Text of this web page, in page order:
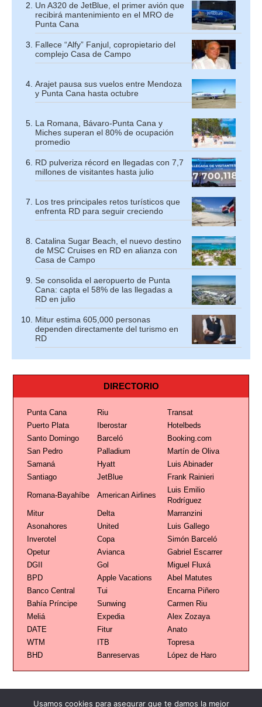
Un A320 de JetBlue, el primer avión que
recibirá mantenimiento en el MRO de
Punta Cana
Fallece “Alfy” Fanjul, copropietario del
complejo Casa de Campo
Arajet pausa sus vuelos entre Mendoza
y Punta Cana hasta octubre
La Romana, Bávaro-Punta Cana y
Miches superan el 80% de ocupación
promedio
RD pulveriza récord en llegadas con 7,7
millones de visitantes hasta julio
Los tres principales retos turísticos que
enfrenta RD para seguir creciendo
Catalina Sugar Beach, el nuevo destino
de MSC Cruises en RD en alianza con
Casa de Campo
Se consolida el aeropuerto de Punta
Cana: capta el 58% de las llegadas a
RD en julio
Mitur estima 605,000 personas
dependen directamente del turismo en
RD
DIRECTORIO
Punta Cana Riu
Transat
Puerto Plata
Iberostar
Hotelbeds
Santo Domingo
Barceló
Booking.com
San Pedro
Palladium
Martín de Oliva
Samaná
Hyatt
Luis Abinader
Santiago
JetBlue Frank Rainieri
Romana-Bayahíbe American Airlines
Luis Emilio
Rodríguez
Mitur
Delta
Marranzini
Asonahores
United
Luis Gallego
Inverotel
Copa
Simón Barceló
Opetur
Avianca
Gabriel Escarrer
DGII
Gol
Miguel Fluxá
BPD
Apple Vacations
Abel Matutes
Banco Central
Tui
Encarna Piñero
Bahía Príncipe
Sunwing
Carmen Riu
Meliá
Expedia
Alex Zozaya
DATE
Fitur
Anato
WTM
ITB
Topresa
BHD
Banreservas López de Haro
Usamos cookies para asegurar que te damos la mejor